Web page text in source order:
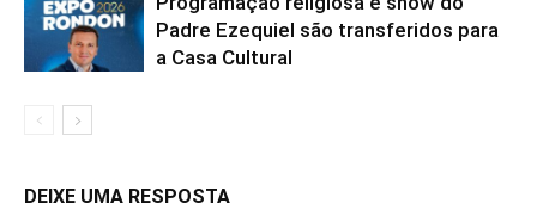
Padre Ezequiel são transferidos para
a Casa Cultural
DEIXE UMA RESPOSTA